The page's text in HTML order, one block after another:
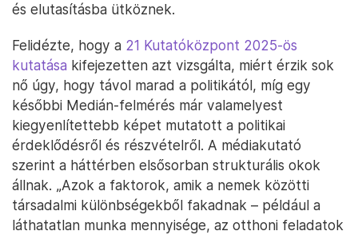
és elutasításba ütköznek.
Felidézte, hogy a 21 Kutatóközpont 2025-ös
kutatása kifejezetten azt vizsgálta, miért érzik sok
nő úgy, hogy távol marad a politikától, míg egy
későbbi Medián-felmérés már valamelyest
kiegyenlítettebb képet mutatott a politikai
érdeklődésről és részvételről. A médiakutató
szerint a háttérben elsősorban strukturális okok
állnak. „Azok a faktorok, amik a nemek közötti
társadalmi különbségekből fakadnak – például a
láthatatlan munka mennyisége, az otthoni feladatok